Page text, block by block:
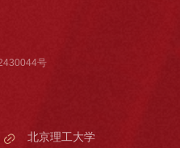
号
北京理工大学